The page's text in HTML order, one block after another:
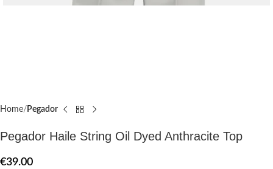
Home Pegador​
Pegador Haile String Oil Dyed Anthracite Top
€39.00